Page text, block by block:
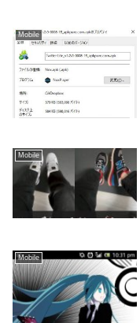
Mobile
Mobile
Mobile